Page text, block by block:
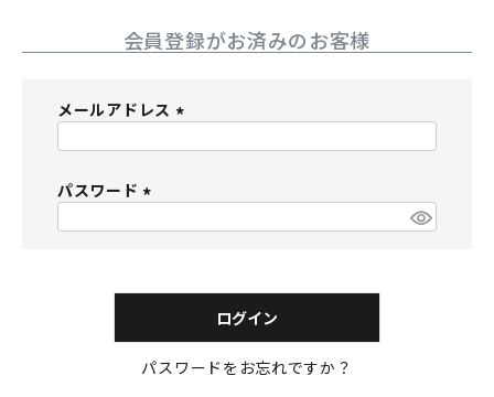
会員登録がお済みのお客様
メールアドレス
パスワード
)
ログイン
パスワードをお忘れですか？